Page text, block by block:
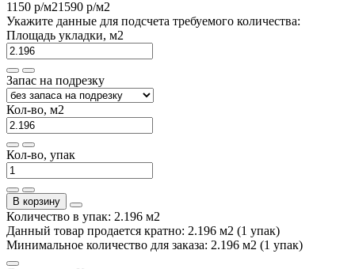
1150 р/м21590 р/м2
Укажите данные для подсчета требуемого количества:
Площадь укладки, м2
Запас на подрезку
Кол-во, м2
Кол-во, упак
В корзину
Количество в упак: 2.196 м2
Данный товар продается кратно: 2.196 м2 (1 упак)
Минимальное количество для заказа: 2.196 м2 (1 упак)